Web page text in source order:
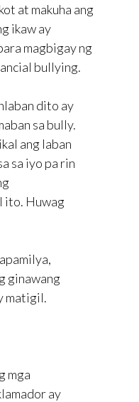
at makuha ang
ikaw ay
magbigay ng
bullying.
dito ay
sa bully.
ang laban
sa iyo pa rin
ito. Huwag
ginawang
matigil.
mga
ay